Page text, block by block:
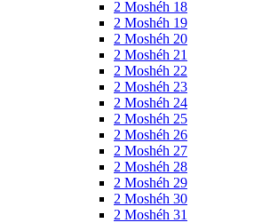
2 Moshéh 18
2 Moshéh 19
2 Moshéh 20
2 Moshéh 21
2 Moshéh 22
2 Moshéh 23
2 Moshéh 24
2 Moshéh 25
2 Moshéh 26
2 Moshéh 27
2 Moshéh 28
2 Moshéh 29
2 Moshéh 30
2 Moshéh 31